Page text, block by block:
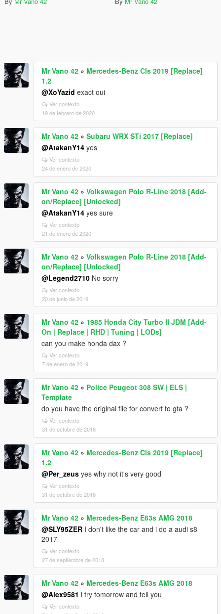
Mr Vano 42 » Mercedes-Benz Cls 2019 [Replace]
1.2
@XoYazid exact oui
Ver contexto
19 de febrero de 2020
Mr Vano 42 » Subaru WRX STi 2017 [Replace]
@AtakanY14 yes
Ver contexto
24 de enero de 2020
Mr Vano 42 » Volkswagen Polo R-Line 2018 [Add-
on/Replace] [Unlocked]
@AtakanY14 yes sure
Ver contexto
21 de enero de 2020
Mr Vano 42 » Volkswagen Polo R-Line 2018 [Add-
on/Replace] [Unlocked]
@Legend2710 No sorry
Ver contexto
20 de junio de 2019
Mr Vano 42 » 1985 Honda City Turbo II JDM [Add-
On | Replace | RHD | Tuning | LODs]
can you make honda dax ?
Ver contexto
7 de enero de 2019
Mr Vano 42 » Police Peugeot 308 SW | ELS |
Template
do you have the original file for convert to gta ?
Ver contexto
31 de octubre de 2018
Mr Vano 42 » Mercedes-Benz Cls 2019 [Replace]
1.2
@Per_zeus yes why not it's very good
Ver contexto
31 de octubre de 2018
Mr Vano 42 » Mercedes-Benz E63s AMG 2018
@SLY95ZER I don't like the car and i do a audi s8
2017
Ver contexto
27 de septiembre de 2018
Mr Vano 42 » Mercedes-Benz E63s AMG 2018
@Alex9581 i try tomorrow and tell you
Ver contexto